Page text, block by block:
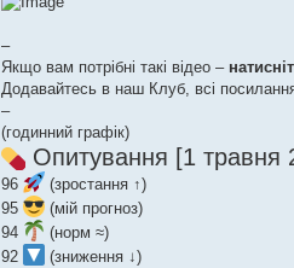
–
Якщо вам потрібні такі відео –
Додавайтесь в наш Клуб, всі
–
(годинний графік)
Опитування [1 травня
96
(зростання ↑)
95
(мій прогноз)
94
(норм ≈)
92
(зниження ↓)